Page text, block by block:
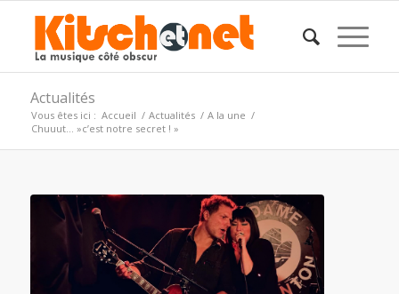
Actualités
Vous êtes ici : Accueil / Actualités / A la une /
Chuuut… »c’est notre secret ! »